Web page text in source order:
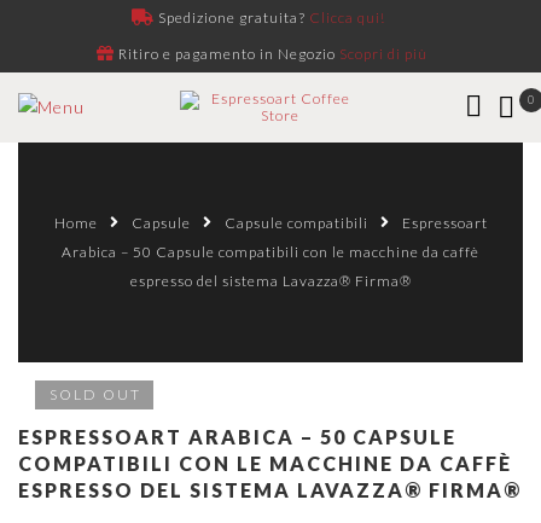
Spedizione gratuita? Clicca qui!
Ritiro e pagamento in Negozio Scopri di più
0
Home Capsule Capsule compatibili
Espressoart
Arabica – 50 Capsule compatibili con le macchine da caffè
espresso del sistema Lavazza® Firma®
SOLD OUT
ESPRESSOART ARABICA – 50 CAPSULE
COMPATIBILI CON LE MACCHINE DA CAFFÈ
ESPRESSO DEL SISTEMA LAVAZZA® FIRMA®